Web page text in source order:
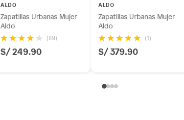
ALDO
Zapatillas Urbanas Mujer
Aldo
(89)
S/ 249.90
ALDO
Zapatillas Urbanas Mujer
Aldo
(1)
S/ 379.90